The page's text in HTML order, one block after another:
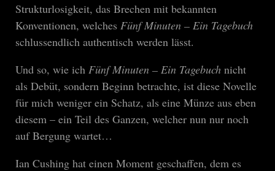
Strukturlosigkeit, das Brechen mit bekannten
Konventionen, welches Fünf Minuten – Ein Tagebuch
schlussendlich authentisch werden lässt.
Und so, wie ich Fünf Minuten – Ein Tagebuch nicht
als Debüt, sondern Beginn betrachte, ist diese Novelle
für mich weniger ein Schatz, als eine Münze aus eben
diesem – ein Teil des Ganzen, welcher nun nur noch
auf Bergung wartet…
Ian Cushing hat einen Moment geschaffen, dem es